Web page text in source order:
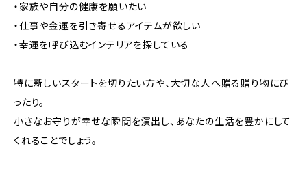
・家族や自分の健康を願いたい
・仕事や金運を引き寄せるアイテムが欲しい
・幸運を呼び込むインテリアを探している
特に新しいスタートを切りたい方や、大切な人へ贈る贈り物にぴ
ったり。
小さなお守りが幸せな瞬間を演出し、あなたの生活を豊かにして
くれることでしょう。